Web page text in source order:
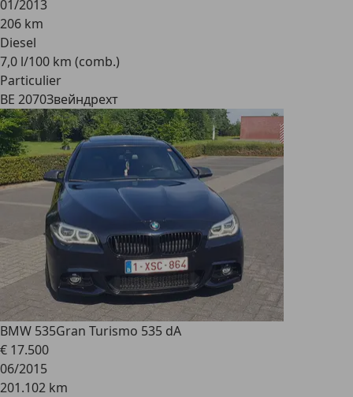
01/2013
206 km
Diesel
7,0 l/100 km (comb.)
Particulier
BE 2070Звейндрехт
BMW 535Gran Turismo 535 dA
€ 17.500
06/2015
201.102 km